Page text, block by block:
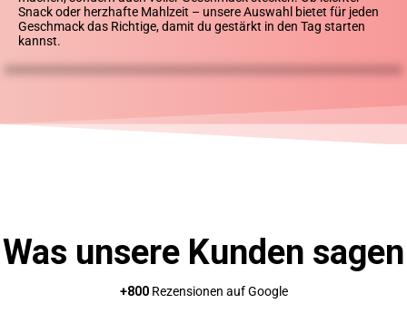
Snack oder herzhafte Mahlzeit – unsere Auswahl bietet für jeden
Geschmack das Richtige, damit du gestärkt in den Tag starten
kannst.
Was unsere Kunden sagen
+800Rezensionen auf Google